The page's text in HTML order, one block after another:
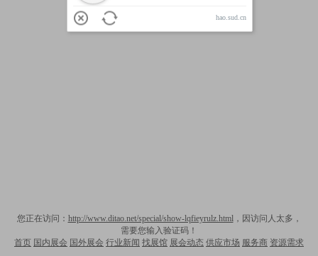
您正在访问： http://www.ditao.net/special/show-lqfieyrulz.html，因访问人太多，
需要您输入验证码！
首页 国内展会 国外展会 行业新闻 找展馆 展会动态 供应市场 服务商 资源需求
hao.sud.cn